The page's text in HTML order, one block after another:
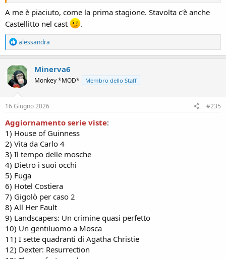
A me è piaciuto, come la prima stagione. Stavolta c'è anche
Castellitto nel cast
.
R
e
a
c
t
i
o
n
s
alessandra
Minerva6
Monkey *MOD* Membro dello Staff
16 Giugno 2026 #235
Aggiornamento serie viste:
1) House of Guinness
2) Vita da Carlo 4
3) Il tempo delle mosche
4) Dietro i suoi occhi
5) Fuga
6) Hotel Costiera
7) Gigolò per caso 2
8) All Her Fault
9) Landscapers: Un crimine quasi perfetto
10) Un gentiluomo a Mosca
11) I sette quadranti di Agatha Christie
12) Dexter: Resurrection